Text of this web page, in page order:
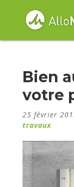
Bien
votre
25 février
travaux